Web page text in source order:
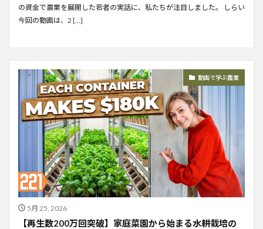
の資金で農業を展開した若者の実話に、私たちが注目しました。 しらい
今回の動画は、2 […]
動画で学ぶ農業
5月 25, 2026
【再生数200万回突破】家庭菜園から始まる水耕栽培の